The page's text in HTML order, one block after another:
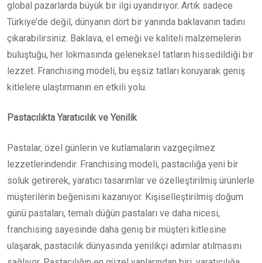
global pazarlarda büyük bir ilgi uyandırıyor. Artık sadece
Türkiye’de değil, dünyanın dört bir yanında baklavanın tadını
çıkarabilirsiniz. Baklava, el emeği ve kaliteli malzemelerin
buluştuğu, her lokmasında geleneksel tatların hissedildiği bir
lezzet. Franchising modeli, bu eşsiz tatları koruyarak geniş
kitlelere ulaştırmanın en etkili yolu.
Pastacılıkta Yaratıcılık ve Yenilik
Pastalar, özel günlerin ve kutlamaların vazgeçilmez
lezzetlerindendir. Franchising modeli, pastacılığa yeni bir
soluk getirerek, yaratıcı tasarımlar ve özelleştirilmiş ürünlerle
müşterilerin beğenisini kazanıyor. Kişiselleştirilmiş doğum
günü pastaları, temalı düğün pastaları ve daha nicesi,
franchising sayesinde daha geniş bir müşteri kitlesine
ulaşarak, pastacılık dünyasında yenilikçi adımlar atılmasını